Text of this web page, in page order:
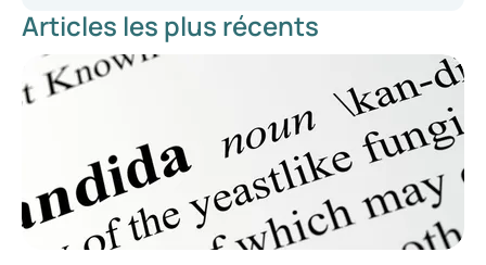
Organisation de la Thyroïde des Pays-Bas
Cyberpoli.nl, Medtronic.nl
Articles les plus récents